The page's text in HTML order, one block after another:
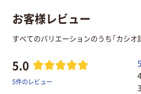
お客様レビュー
すべてのバリエーションのうち「カシオ
5.0
5件のレビュー